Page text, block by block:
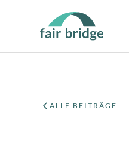
ALLE BEITRÄGE